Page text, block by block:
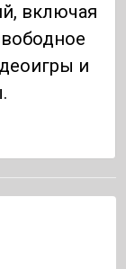
включая
и